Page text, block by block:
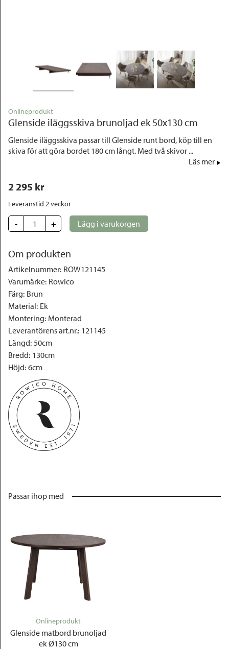
Onlineprodukt
Glenside iläggsskiva brunoljad ek 50x130 cm
Glenside iläggsskiva passar till Glenside runt bord, köp till en
skiva för att göra bordet 180 cm långt. Med två skivor ...
Läs mer
2 295 kr
Leveranstid 2 veckor
- + Lägg i varukorgen
Om produkten
Artikelnummer: ROW121145
Varumärke: Rowico
Färg: Brun
Material: Ek
Montering: Monterad
Leverantörens art.nr.: 121145
Längd: 50cm
Bredd: 130cm
Höjd: 6cm
Passar ihop med
Glenside matbord brunoljad
ek Ø130 cm
Onlineprodukt